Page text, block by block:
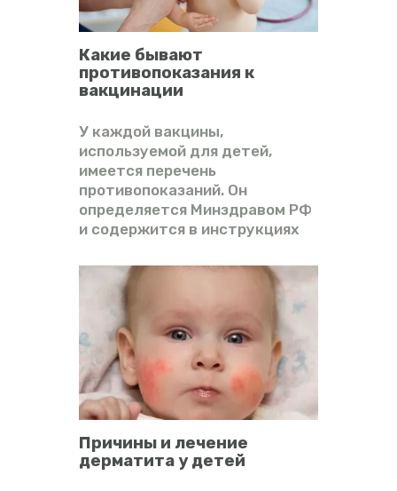
Какие бывают
противопоказания к
вакцинации
У каждой вакцины,
используемой для детей,
имеется перечень
противопоказаний. Он
определяется Минздравом РФ
и содержится в инструкциях
Причины и лечение
дерматита у детей